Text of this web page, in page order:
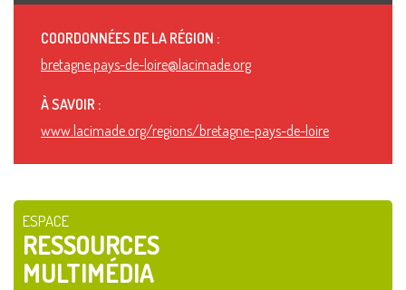
COORDONNÉES DE LA RÉGION :
bretagne.pays-de-loire@lacimade.org
À SAVOIR :
www.lacimade.org/regions/bretagne-pays-de-loire
ESPACE
RESSOURCES
MULTIMÉDIA